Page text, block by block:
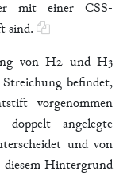
mit einer CSS-
sind.
von H2 und H3
befindet,
vorgenommen
angelegte
und von
Hintergrund